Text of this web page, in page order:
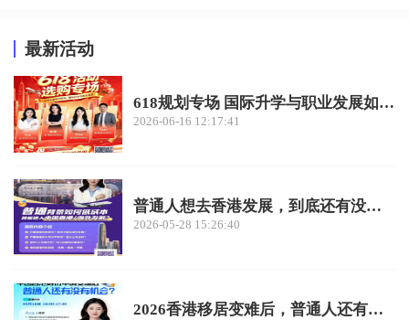
最新活动
618规划专场 国际升学与职业发展如何双赢？
2026-06-16 12:17:41
普通人想去香港发展，到底还有没有机会？
2026-05-28 15:26:40
2026香港移居变难后，普通人还有机会吗？